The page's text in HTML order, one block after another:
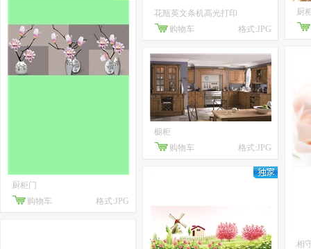
厨柜门
购物车
格式:JPG
花瓶英文条机高光打印
购物车
格式:JPG
橱柜
购物车
格式:JPG
厨
相